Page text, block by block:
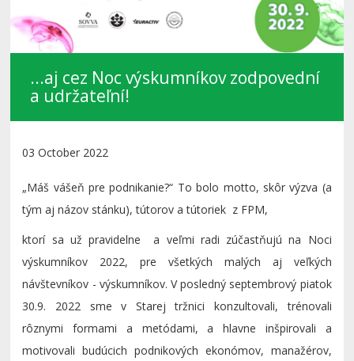
...aj cez Noc výskumníkov zodpovední
a udržateľní!
03 October 2022
„Máš vášeň pre podnikanie?“ To bolo motto, skôr výzva (a
tým aj názov stánku), tútorov a tútoriek z FPM,
ktorí sa už pravidelne a veľmi radi zúčastňujú na Noci
výskumníkov 2022, pre všetkých malých aj veľkých
návštevníkov - výskumníkov. V posledný septembrový piatok
30.9. 2022 sme v Starej tržnici konzultovali, trénovali
rôznymi formami a metódami, a hlavne inšpirovali a
motivovali budúcich podnikových ekonómov, manažérov,